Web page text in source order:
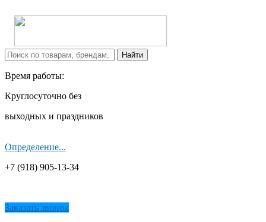
Время работы:
Круглосуточно без
выходных и праздников
Определение...
+7 (918) 905-13-34
Заказать звонок